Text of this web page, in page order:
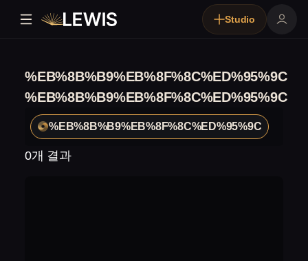
Studio
%EB%8B%B9%EB%8F%8C%ED%95%9C
%EB%8B%B9%EB%8F%8C%ED%95%9C
%EB%8B%B9%EB%8F%8C%ED%95%9C
0개 결과